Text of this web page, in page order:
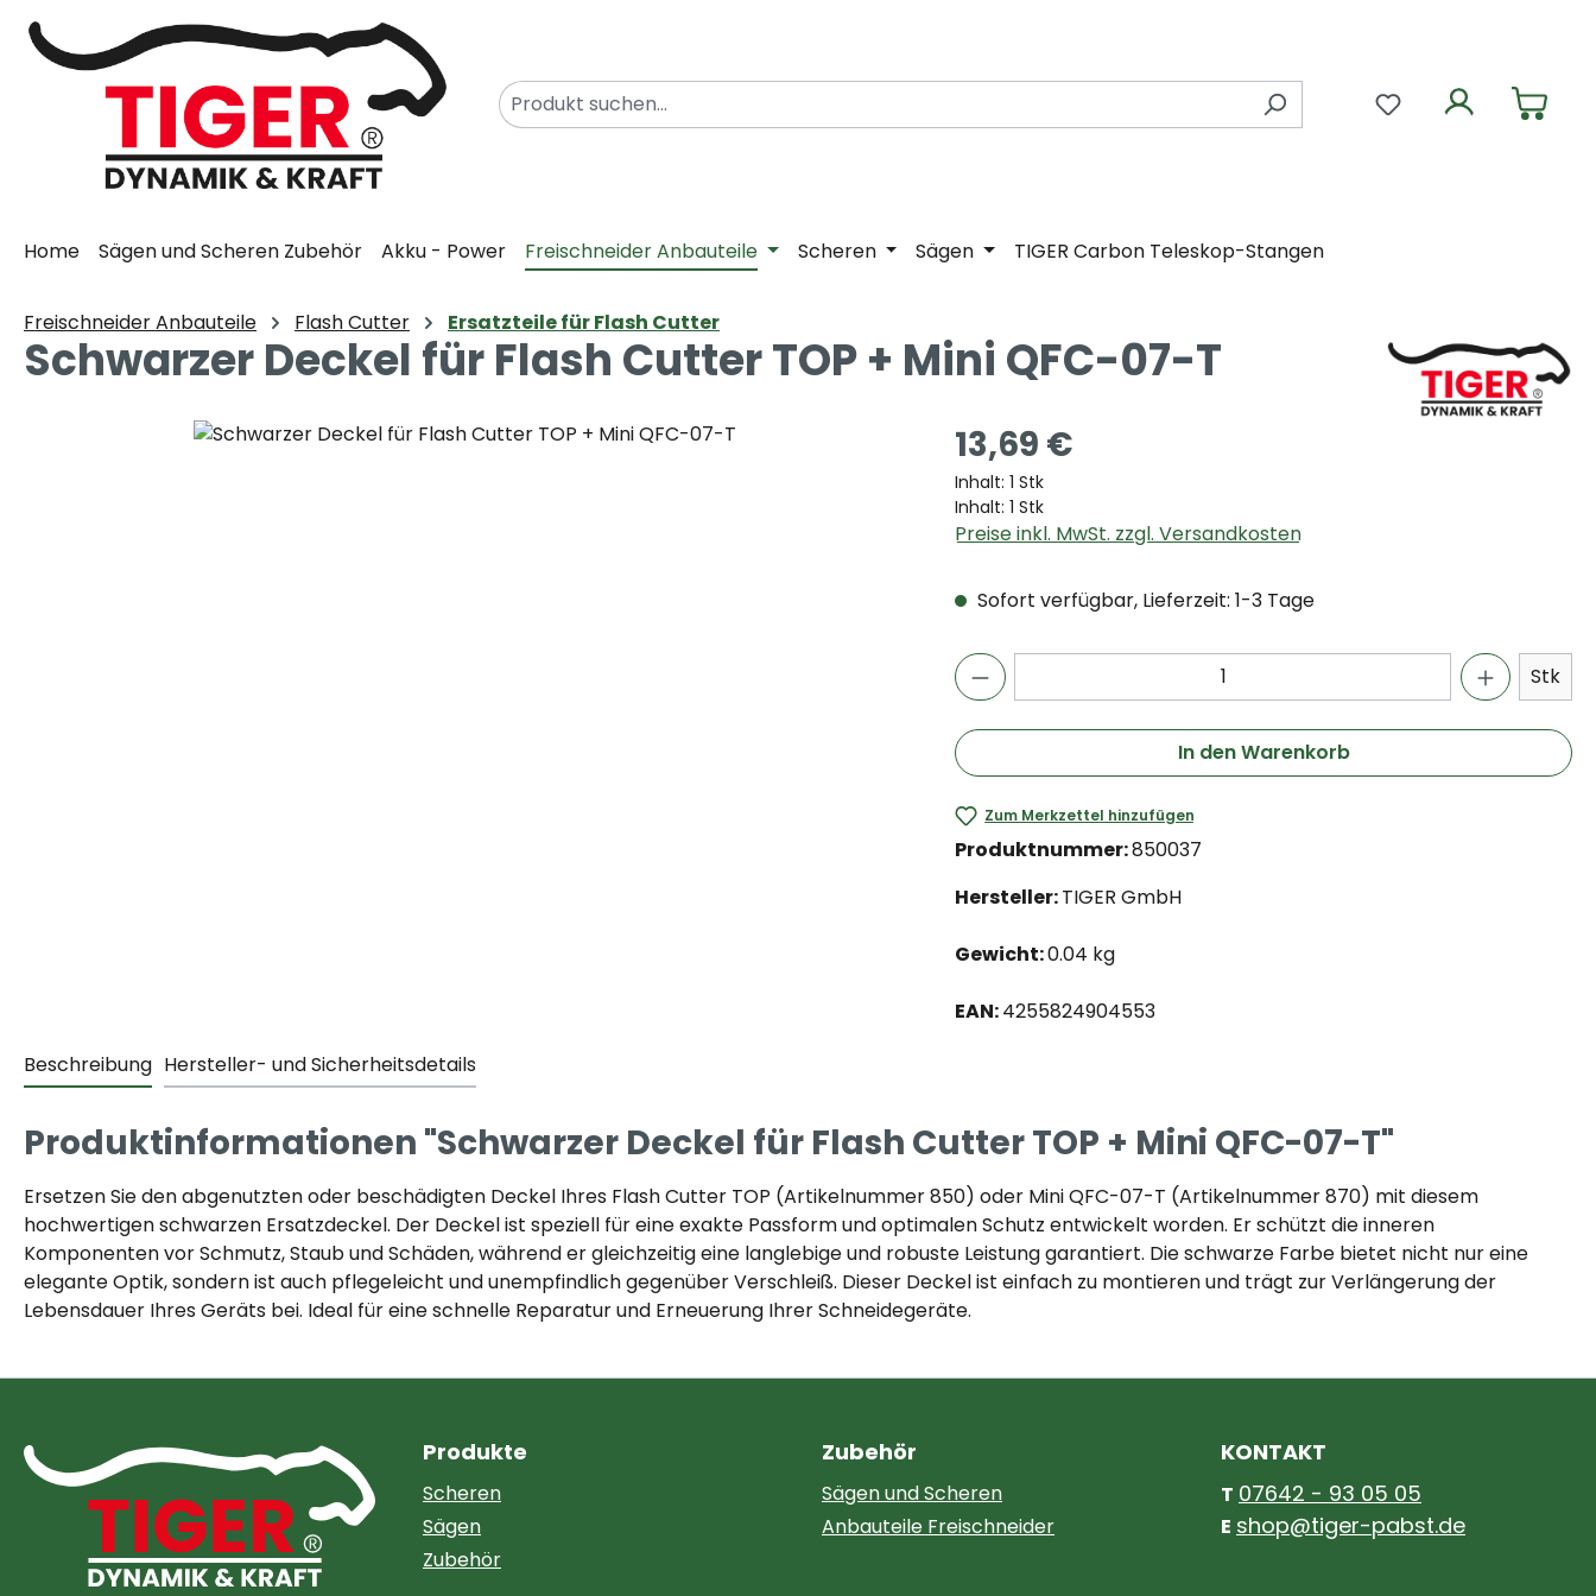
Hauptinhalt springen
Zur Suche springen
Zur Hauptnavigation springen
Du hast 0
Home Sägen und Scheren Zubehör Akku - Power Freischneider Anbauteile Scheren Sägen TIGER Carbon Teleskop-Stangen
Freischneider Anbauteile Flash Cutter Ersatzteile für Flash Cutter
Schwarzer Deckel für Flash Cutter TOP + Mini QFC-07-T
Bildergalerie überspringen 13,69 €
Inhalt: 1 Stk
Inhalt: 1 Stk
Preise inkl. MwSt. zzgl. Versandkosten
Sofort verfügbar, Lieferzeit: 1-3 Tage
Stk
In den Warenkorb
Zum Merkzettel hinzufügen
Produktnummer:850037
Hersteller:TIGER GmbH
Gewicht:0.04 kg
EAN:4255824904553
Beschreibung Hersteller- und Sicherheitsdetails
Produktinformationen "Schwarzer Deckel für Flash Cutter TOP + Mini QFC-07-T"
Ersetzen Sie den abgenutzten oder beschädigten Deckel Ihres Flash Cutter TOP (Artikelnummer 850) oder Mini QFC-07-T (Artikelnummer 870) mit diesem
hochwertigen schwarzen Ersatzdeckel. Der Deckel ist speziell für eine exakte Passform und optimalen Schutz entwickelt worden. Er schützt die inneren
Komponenten vor Schmutz, Staub und Schäden, während er gleichzeitig eine langlebige und robuste Leistung garantiert. Die schwarze Farbe bietet nicht nur eine
elegante Optik, sondern ist auch pflegeleicht und unempfindlich gegenüber Verschleiß. Dieser Deckel ist einfach zu montieren und trägt zur Verlängerung der
Lebensdauer Ihres Geräts bei. Ideal für eine schnelle Reparatur und Erneuerung Ihrer Schneidegeräte.
Produkte
Scheren
Sägen
Zubehör
Zubehör
Sägen und Scheren
Anbauteile Freischneider
KONTAKT
T 07642 - 93 05 05
E shop@tiger-pabst.de